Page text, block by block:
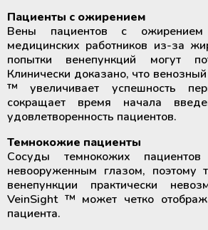
Пациенты с ожирением
Вены пациентов с
медицинских работников из-за
попытки венепункций могут
Клинически доказано, что
™ увеличивает успешность
сокращает время начала
удовлетворенность пациентов.
Темнокожие пациенты
Сосуды темнокожих
невооруженным глазом, поэтому
венепункции практически
VeinSight ™ может четко
пациента.